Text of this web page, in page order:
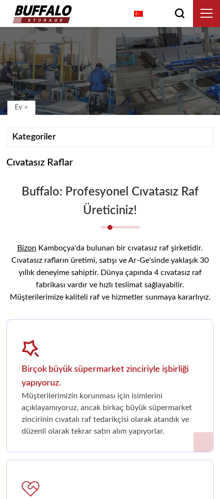
Ev >
Kategoriler
Cıvatasız Raflar
Buffalo: Profesyonel Cıvatasız Raf
Üreticiniz!
Bizon Kamboçya'da bulunan bir cıvatasız raf şirketidir.
Cıvatasız rafların üretimi, satışı ve Ar-Ge'sinde yaklaşık 30
yıllık deneyime sahiptir. Dünya çapında 4 cıvatasız raf
fabrikası vardır ve hızlı teslimat sağlayabilir.
Müşterilerimize kaliteli raf ve hizmetler sunmaya kararlıyız.
Birçok büyük süpermarket zinciriyle işbirliği
yapıyoruz.
Müşterilerimizin korunması için isimlerini
açıklayamıyoruz, ancak birkaç büyük süpermarket
zincirinin cıvatalı raf tedarikçisi olarak atandık ve
düzenli olarak tekrar satın alım yapıyorlar.